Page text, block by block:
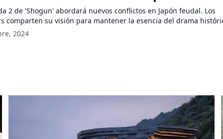
la esperada secuela
2 de 'Shogun' abordará nuevos conflictos en Japón feudal. Los
comparten su visión para mantener la esencia del drama
2024